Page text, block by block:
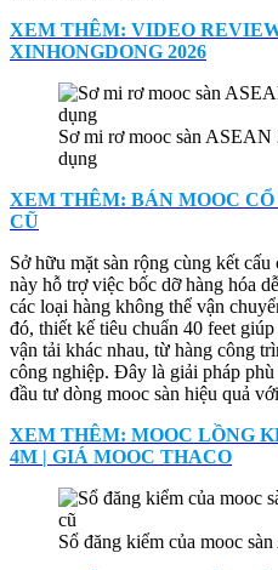
XEM THÊM: VIDEO
XINHONGDONG 2026
Sơ mi rơ mooc sàn ASEAN
dụng
XEM THÊM: BÁN MOOC
CŨ
Sở hữu mặt sàn rộng cùng kết
này hỗ trợ việc bốc dỡ hàng hóa
các loại hàng không thể vận
đó, thiết kế tiêu chuẩn 40 feet
vận tải khác nhau, từ hàng công
công nghiệp. Đây là giải pháp
đầu tư dòng mooc sàn hiệu quả
XEM THÊM: MOOC LỒNG
4M | GIÁ MOOC THACO
Sổ đăng kiểm của mooc